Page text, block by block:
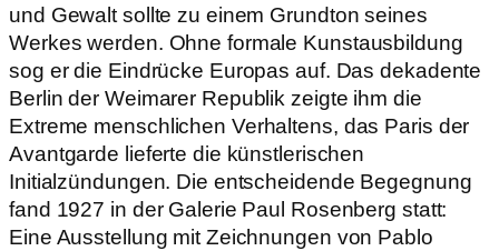
und Gewalt sollte zu einem Grundton seines
Werkes werden. Ohne formale Kunstausbildung
sog er die Eindrücke Europas auf. Das dekadente
Berlin der Weimarer Republik zeigte ihm die
Extreme menschlichen Verhaltens, das Paris der
Avantgarde lieferte die künstlerischen
Initialzündungen. Die entscheidende Begegnung
fand 1927 in der Galerie Paul Rosenberg statt:
Eine Ausstellung mit Zeichnungen von Pablo